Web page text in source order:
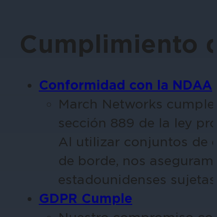
Educación
Garantice la seguridad en
Hostelería
Mejore la seguridad de los
áreas de su propiedad.
Cumplimiento
Conformidad con la NDAA
March Networks
sección 889 de la ley
Al utilizar conjuntos de
de borde, nos
estadounidenses
GDPR Cumple